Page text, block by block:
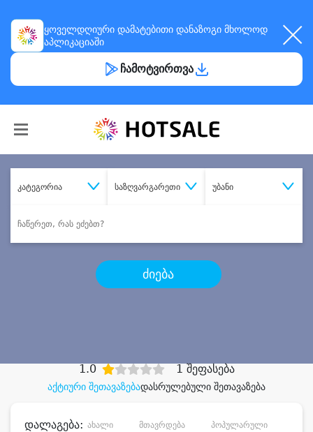
ყოველდღიური დამატებითი დანაზოგი მხოლოდ
აპლიკაციაში
ჩამოტვირთვა
კატეგორია საზღვარგარეთი უბანი
ძიება
აქტიური შეთავაზებადასრულებული შეთავაზება
1.0 1 შეფასება
დალაგება: ახალი მთავრდება პოპულარული